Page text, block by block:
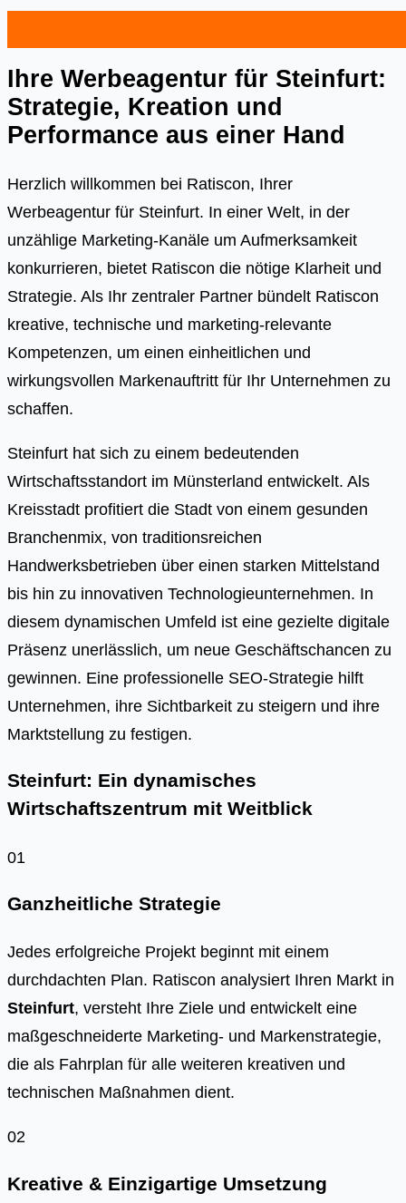
Ihre Werbeagentur für Steinfurt:
Strategie, Kreation und
Performance aus einer Hand
Herzlich willkommen bei Ratiscon, Ihrer
Werbeagentur für Steinfurt. In einer Welt, in der
unzählige Marketing-Kanäle um Aufmerksamkeit
konkurrieren, bietet Ratiscon die nötige Klarheit und
Strategie. Als Ihr zentraler Partner bündelt Ratiscon
kreative, technische und marketing-relevante
Kompetenzen, um einen einheitlichen und
wirkungsvollen Markenauftritt für Ihr Unternehmen zu
schaffen.
Steinfurt hat sich zu einem bedeutenden
Wirtschaftsstandort im Münsterland entwickelt. Als
Kreisstadt profitiert die Stadt von einem gesunden
Branchenmix, von traditionsreichen
Handwerksbetrieben über einen starken Mittelstand
bis hin zu innovativen Technologieunternehmen. In
diesem dynamischen Umfeld ist eine gezielte digitale
Präsenz unerlässlich, um neue Geschäftschancen zu
gewinnen. Eine professionelle SEO-Strategie hilft
Unternehmen, ihre Sichtbarkeit zu steigern und ihre
Marktstellung zu festigen.
Steinfurt: Ein dynamisches
Wirtschaftszentrum mit Weitblick
01
Ganzheitliche Strategie
Jedes erfolgreiche Projekt beginnt mit einem
durchdachten Plan. Ratiscon analysiert Ihren Markt in
Steinfurt, versteht Ihre Ziele und entwickelt eine
maßgeschneiderte Marketing- und Markenstrategie,
die als Fahrplan für alle weiteren kreativen und
technischen Maßnahmen dient.
02
Kreative & Einzigartige Umsetzung